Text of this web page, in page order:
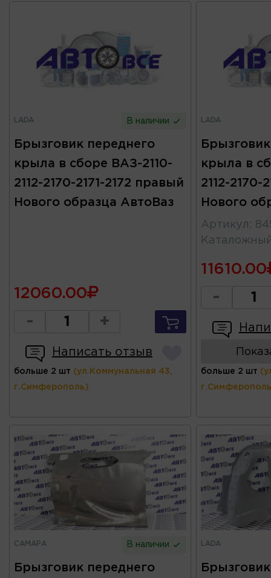
LADA В наличии
Брызговик переднего
крыла в сборе ВАЗ-2110-
2112-2170-2171-2172 правый
Нового образца АвтоВаз
12060.00
- +
Написать отзыв
больше 2 шт (ул.Коммунальная 43,
г.Симферополь)
LADA
крыла в
2112-2170-
Нового
Артикул :
11610.00
-
больше 2 шт
САМАРА В наличии
Брызговик переднего
LADA